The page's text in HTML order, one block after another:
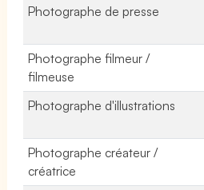
Photographe de presse
Photographe filmeur /
filmeuse
Photographe d'illustrations
Photographe créateur /
créatrice